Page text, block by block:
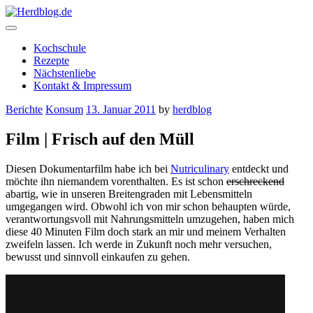
Skip
to
Herdblog.de
Kochschule
Rezepte
Nächstenliebe
Kontakt & Impressum
Berichte Konsum 13. Januar 2011 by herdblog
Film | Frisch auf den Müll
Diesen Dokumentarfilm habe ich bei Nutriculinary entdeckt und
möchte ihn niemandem vorenthalten. Es ist schon erschreckend
abartig, wie in unseren Breitengraden mit Lebensmitteln
umgegangen wird. Obwohl ich von mir schon behaupten würde,
verantwortungsvoll mit Nahrungsmitteln umzugehen, haben mich
diese 40 Minuten Film doch stark an mir und meinem Verhalten
zweifeln lassen. Ich werde in Zukunft noch mehr versuchen,
bewusst und sinnvoll einkaufen zu gehen.